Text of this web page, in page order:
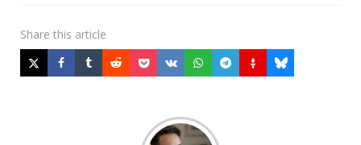
Share this article